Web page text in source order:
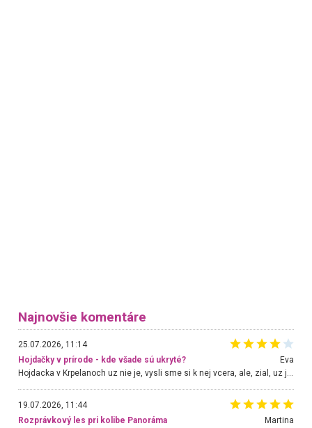
Najnovšie komentáre
25.07.2026, 11:14
Hojdačky v prírode - kde všade sú ukryté?
Eva
Hojdacka v Krpelanoch uz nie je, vysli sme si k nej vcera, ale, zial, uz je znicena. Ak sem planujete cestu len kvoli hojdacke, mozete si ju usetrit. Krasny vyhlad je tu vsak aj bez hojdacky :-)
19.07.2026, 11:44
Rozprávkový les pri kolibe Panoráma
Martina